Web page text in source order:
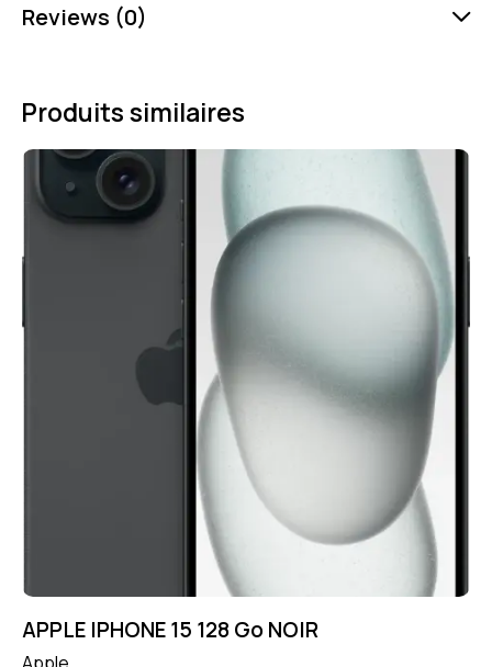
Reviews (0)
Produits similaires
APPLE IPHONE 15 128 Go NOIR